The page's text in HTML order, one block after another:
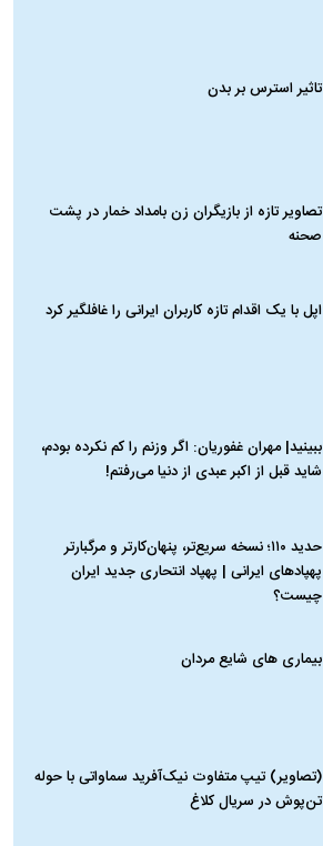
تاثیر استرس بر بدن
تصاویر تازه از بازیگران زن بامداد خمار در پشت
صحنه
اپل با یک اقدام تازه کاربران ایرانی را غافلگیر کرد
ببینید| مهران غفوریان: اگر وزنم را کم نکرده بودم،
شاید قبل از اکبر عبدی از دنیا می‌رفتم!
حدید ۱۱۰؛ نسخه سریع‌تر، پنهان‌کارتر و مرگبارتر
پهپادهای ایرانی | پهپاد انتحاری جدید ایران
چیست؟
بیماری‌ های شایع مردان
(تصاویر) تیپ متفاوت نیک‌آفرید سماواتی با حوله
تن‌پوش در سریال کلاغ